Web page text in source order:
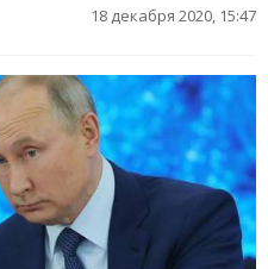
18 декабря 2020, 15:47